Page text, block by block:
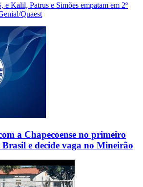
Kalil, Patrus e Simões empatam em 2º
Quaest
a Chapecoense no primeiro
e decide vaga no Mineirão